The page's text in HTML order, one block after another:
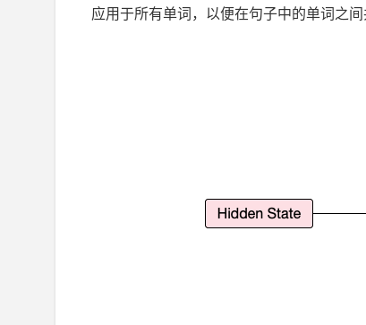
应用于所有单词，以便在句子中的单词之